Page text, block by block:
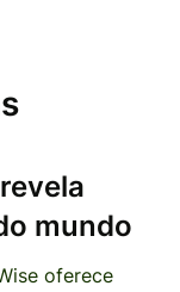
mundo
oferece